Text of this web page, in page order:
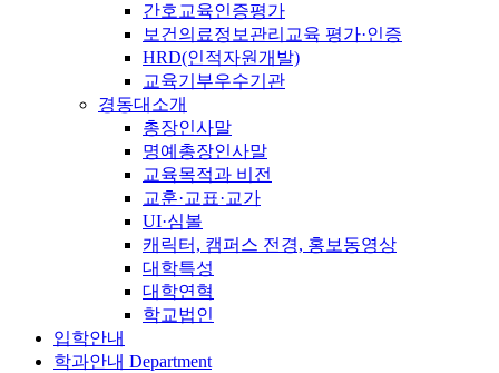
간호교육인증평가
보건의료정보관리교육 평가·인증
HRD(인적자원개발)
교육기부우수기관
경동대소개
총장인사말
명예총장인사말
교육목적과 비전
교훈·교표·교가
UI·심볼
캐릭터, 캠퍼스 전경, 홍보동영상
대학특성
대학연혁
학교법인
입학안내
학과안내 Department